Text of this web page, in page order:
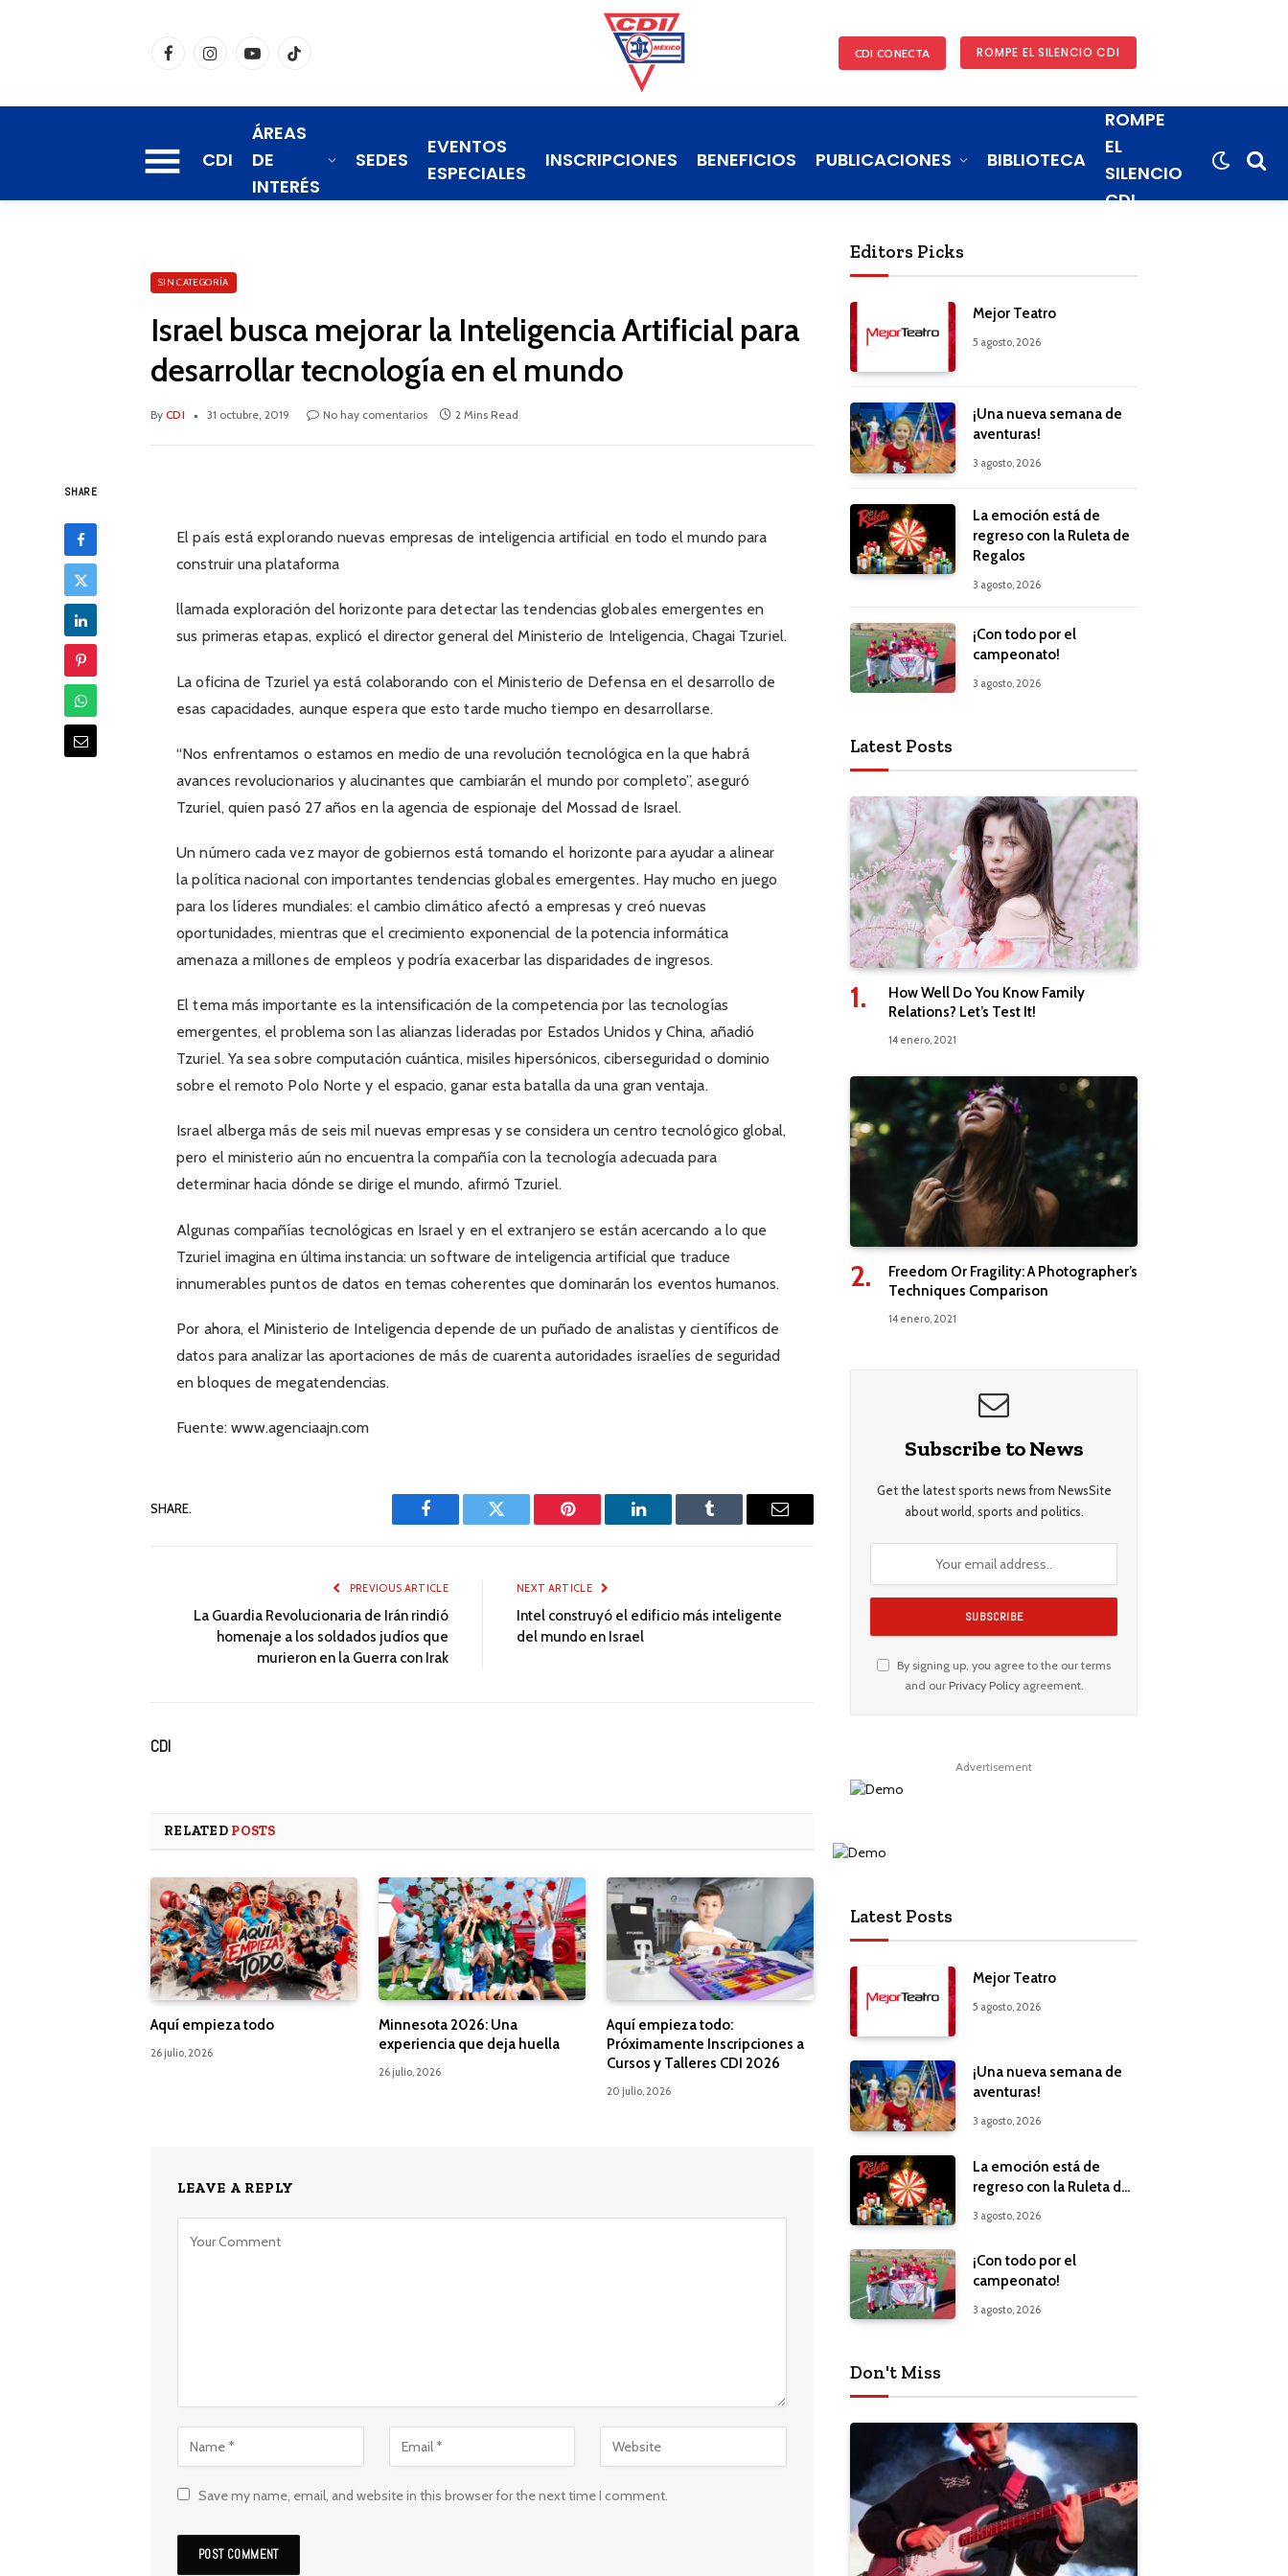
FacebookInstagramYouTubeTikTok CDI CONECTA ROMPE EL SILENCIO CDI
CDI
ÁREAS
DE
INTERÉS
SEDES
EVENTOS
ESPECIALES
INSCRIPCIONES BENEFICIOS PUBLICACIONES BIBLIOTECA
ROMPE
EL
SILENCIO
CDI
SIN CATEGORÍA
Israel busca mejorar la Inteligencia Artificial para
desarrollar tecnología en el mundo
By CDI 31 octubre, 2019 No hay comentarios 2 Mins Read
SHARE
El país está explorando nuevas empresas de inteligencia artificial en todo el mundo para
construir una plataforma
llamada exploración del horizonte para detectar las tendencias globales emergentes en
sus primeras etapas, explicó el director general del Ministerio de Inteligencia, Chagai Tzuriel.
La oficina de Tzuriel ya está colaborando con el Ministerio de Defensa en el desarrollo de
esas capacidades, aunque espera que esto tarde mucho tiempo en desarrollarse.
“Nos enfrentamos o estamos en medio de una revolución tecnológica en la que habrá
avances revolucionarios y alucinantes que cambiarán el mundo por completo”, aseguró
Tzuriel, quien pasó 27 años en la agencia de espionaje del Mossad de Israel.
Un número cada vez mayor de gobiernos está tomando el horizonte para ayudar a alinear
la política nacional con importantes tendencias globales emergentes. Hay mucho en juego
para los líderes mundiales: el cambio climático afectó a empresas y creó nuevas
oportunidades, mientras que el crecimiento exponencial de la potencia informática
amenaza a millones de empleos y podría exacerbar las disparidades de ingresos.
El tema más importante es la intensificación de la competencia por las tecnologías
emergentes, el problema son las alianzas lideradas por Estados Unidos y China, añadió
Tzuriel. Ya sea sobre computación cuántica, misiles hipersónicos, ciberseguridad o dominio
sobre el remoto Polo Norte y el espacio, ganar esta batalla da una gran ventaja.
Israel alberga más de seis mil nuevas empresas y se considera un centro tecnológico global,
pero el ministerio aún no encuentra la compañía con la tecnología adecuada para
determinar hacia dónde se dirige el mundo, afirmó Tzuriel.
Algunas compañías tecnológicas en Israel y en el extranjero se están acercando a lo que
Tzuriel imagina en última instancia: un software de inteligencia artificial que traduce
innumerables puntos de datos en temas coherentes que dominarán los eventos humanos.
Por ahora, el Ministerio de Inteligencia depende de un puñado de analistas y científicos de
datos para analizar las aportaciones de más de cuarenta autoridades israelíes de seguridad
en bloques de megatendencias.
Fuente: www.agenciaajn.com
SHARE.
Facebook Twitter Pinterest LinkedIn Tumblr Email
PREVIOUS ARTICLE
La Guardia Revolucionaria de Irán rindió
homenaje a los soldados judíos que
murieron en la Guerra con Irak
NEXT ARTICLE
Intel construyó el edificio más inteligente
del mundo en Israel
CDI
RELATED POSTS
Aquí empieza todo
26 julio, 2026
Minnesota 2026: Una
experiencia que deja huella
26 julio, 2026
Aquí empieza todo:
Próximamente Inscripciones a
Cursos y Talleres CDI 2026
20 julio, 2026
LEAVE A REPLY
Save my name, email, and website in this browser for the next time I comment.
Editors Picks
Mejor Teatro
5 agosto, 2026
¡Una nueva semana de
aventuras!
3 agosto, 2026
La emoción está de
regreso con la Ruleta de
Regalos
3 agosto, 2026
¡Con todo por el
campeonato!
3 agosto, 2026
Latest Posts
How Well Do You Know Family
Relations? Let’s Test It!
14 enero, 2021
Freedom Or Fragility: A Photographer’s
Techniques Comparison
14 enero, 2021
Subscribe to News
Get the latest sports news from NewsSite
about world, sports and politics.
By signing up, you agree to the our terms
and our Privacy Policyagreement.
Advertisement
Latest Posts
Mejor Teatro
5 agosto, 2026
¡Una nueva semana de
aventuras!
3 agosto, 2026
La emoción está de
regreso con la Ruleta de
3 agosto, 2026
¡Con todo por el
campeonato!
3 agosto, 2026
Don't Miss